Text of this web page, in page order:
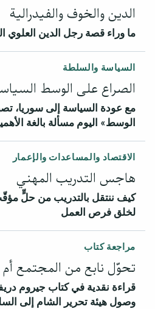
الدين والخوف والفيدرالية
ما وراء قصة رجل الدين العلوي
السياسة والسلطة
الصراع على الوسط
مع عودة السياسة إلى سوريا،
الوسط» اليوم مسألة بالغة
الاقتصاد والمساعدات والإعمار
هاجس التدريب المهني
كيف ننتقل بالتدريب من حلٍّ
لخلق فرص العمل
مراجعة كتاب
تحوّل نابع من المجتمع
قراءة نقدية في كتاب جيروم
وصول هيئة تحرير الشام إلى